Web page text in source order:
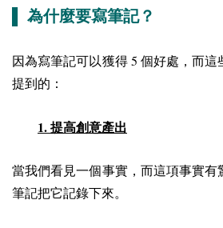
▌ 為什麼要寫筆記？
因為寫筆記可以獲得 5 個好處，而這
提到的：
1. 提高創意產出
當我們看見一個事實，而這項事實有
筆記把它記錄下來。